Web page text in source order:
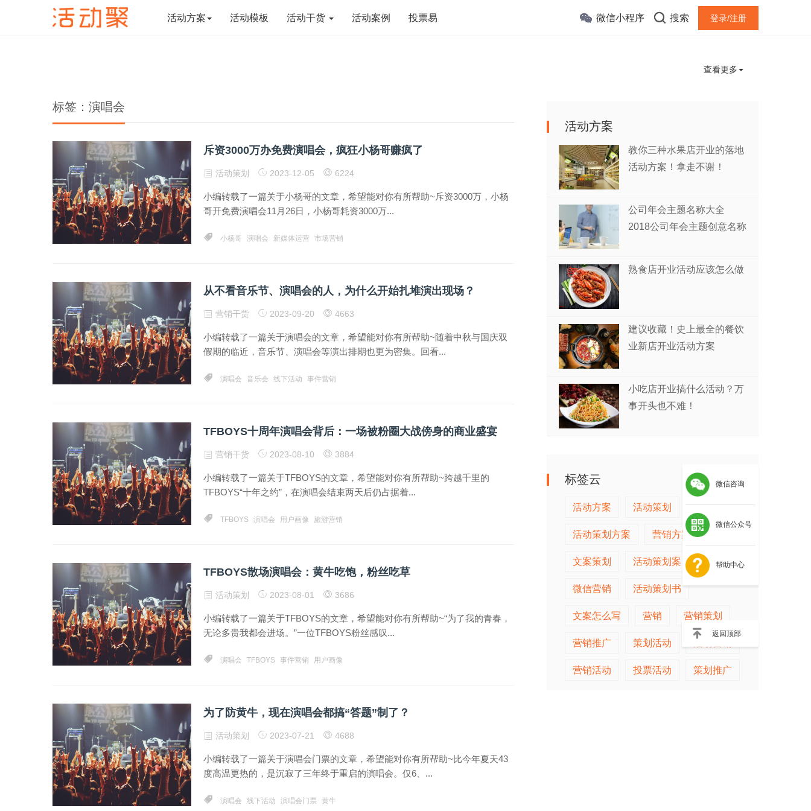
活动方案 活动模板 活动干货 活动案例 投票易 微信小程序 搜索 登录/注册
查看更多
标签：演唱会
斥资3000万办免费演唱会，疯狂小杨哥赚疯了
活动策划 2023-12-05 6224
小编转载了一篇关于小杨哥的文章，希望能对你有所帮助~斥资3000万，小杨
哥开免费演唱会11月26日，小杨哥耗资3000万...
小杨哥 演唱会 新媒体运营 市场营销
从不看音乐节、演唱会的人，为什么开始扎堆演出现场？
营销干货 2023-09-20 4663
小编转载了一篇关于演唱会的文章，希望能对你有所帮助~随着中秋与国庆双
假期的临近，音乐节、演唱会等演出排期也更为密集。回看...
演唱会 音乐会 线下活动 事件营销
TFBOYS十周年演唱会背后：一场被粉圈大战傍身的商业盛宴
营销干货 2023-08-10 3884
小编转载了一篇关于TFBOYS的文章，希望能对你有所帮助~跨越千里的
TFBOYS“十年之约”，在演唱会结束两天后仍占据着...
TFBOYS 演唱会 用户画像 旅游营销
TFBOYS散场演唱会：黄牛吃饱，粉丝吃草
活动策划 2023-08-01 3686
小编转载了一篇关于TFBOYS的文章，希望能对你有所帮助~“为了我的青春，
无论多贵我都会进场。”一位TFBOYS粉丝感叹...
演唱会 TFBOYS 事件营销 用户画像
为了防黄牛，现在演唱会都搞“答题”制了？
活动策划 2023-07-21 4688
小编转载了一篇关于演唱会门票的文章，希望能对你有所帮助~比今年夏天43
度高温更热的，是沉寂了三年终于重启的演唱会。仅6、...
演唱会 线下活动 演唱会门票 黄牛
活动方案
教你三种水果店开业的落地
活动方案！拿走不谢！
公司年会主题名称大全
2018公司年会主题创意名称
熟食店开业活动应该怎么做
建议收藏！史上最全的餐饮
业新店开业活动方案
小吃店开业搞什么活动？万
事开头也不难！
标签云 更多标签>>
活动方案 活动策划
活动策划方案 营销方案
文案策划 活动策划案 活动推广
微信营销 活动策划书
文案怎么写 营销 营销策划
营销推广 策划活动
营销活动 投票活动 策划推广
微信咨询
微信公众号
帮助中心
返回顶部